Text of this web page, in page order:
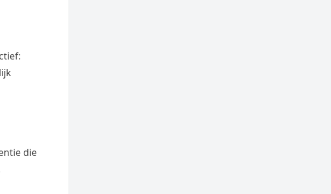
die